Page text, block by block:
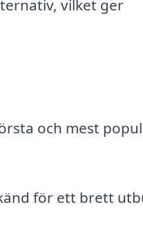
vilket ger
och mest
för ett brett